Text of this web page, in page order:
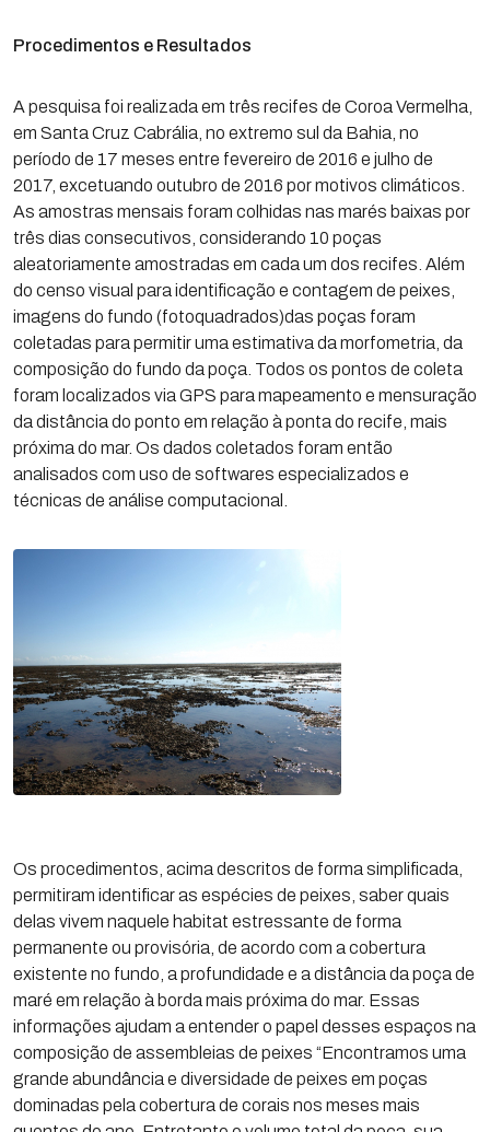
Procedimentos e Resultados
A pesquisa foi realizada em três recifes de Coroa Vermelha,
em Santa Cruz Cabrália, no extremo sul da Bahia, no
período de 17 meses entre fevereiro de 2016 e julho de
2017, excetuando outubro de 2016 por motivos climáticos.
As amostras mensais foram colhidas nas marés baixas por
três dias consecutivos, considerando 10 poças
aleatoriamente amostradas em cada um dos recifes. Além
do censo visual para identificação e contagem de peixes,
imagens do fundo (fotoquadrados)das poças foram
coletadas para permitir uma estimativa da morfometria, da
composição do fundo da poça. Todos os pontos de coleta
foram localizados via GPS para mapeamento e mensuração
da distância do ponto em relação à ponta do recife, mais
próxima do mar. Os dados coletados foram então
analisados com uso de softwares especializados e
técnicas de análise computacional.
Os procedimentos, acima descritos de forma simplificada,
permitiram identificar as espécies de peixes, saber quais
delas vivem naquele habitat estressante de forma
permanente ou provisória, de acordo com a cobertura
existente no fundo, a profundidade e a distância da poça de
maré em relação à borda mais próxima do mar. Essas
informações ajudam a entender o papel desses espaços na
composição de assembleias de peixes “Encontramos uma
grande abundância e diversidade de peixes em poças
dominadas pela cobertura de corais nos meses mais